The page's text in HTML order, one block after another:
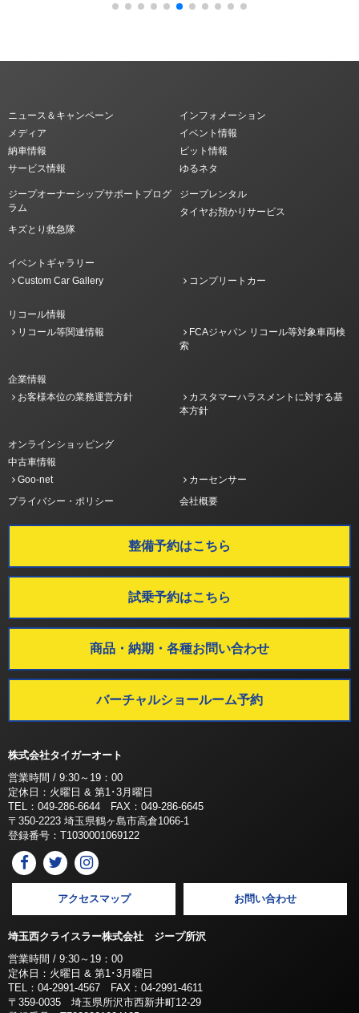
ニュース＆キャンペーン
インフォメーション
メディア
イベント情報
納車情報
ピット情報
サービス情報
ゆるネタ
ジープオーナーシップサポートプログ
ラム
ジープレンタル
タイヤお預かりサービス
キズとり救急隊
イベントギャラリー
Custom Car Gallery
コンプリートカー
リコール情報
リコール等関連情報
FCAジャパン リコール等対象車両検
索
企業情報
お客様本位の業務運営方針
カスタマーハラスメントに対する基
本方針
オンラインショッピング
中古車情報
Goo-net
カーセンサー
プライバシー・ポリシー
会社概要
整備予約はこちら
試乗予約はこちら
商品・納期・各種お問い合わせ
バーチャルショールーム予約
株式会社タイガーオート
営業時間 / 9:30～19：00
定休日：火曜日 & 第1･3月曜日
TEL：049-286-6644 FAX：049-286-6645
〒350-2223 埼玉県鶴ヶ島市高倉1066-1
登録番号：T1030001069122
アクセスマップ お問い合わせ
埼玉西クライスラー株式会社 ジープ所沢
営業時間 / 9:30～19：00
定休日：火曜日 & 第1･3月曜日
TEL：04-2991-4567 FAX：04-2991-4611
〒359-0035 埼玉県所沢市西新井町12-29